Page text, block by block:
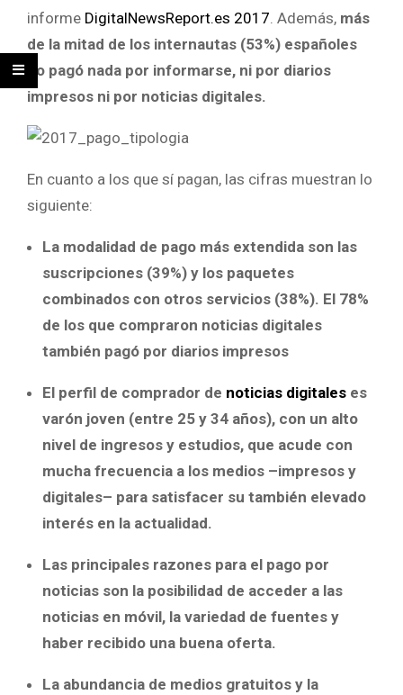
informe DigitalNewsReport.es 2017. Además, más
de la mitad de los internautas (53%) españoles
no pagó nada por informarse, ni por diarios
impresos ni por noticias digitales.
En cuanto a los que sí pagan, las cifras muestran lo
siguiente:
La modalidad de pago más extendida son las
suscripciones (39%) y los paquetes
combinados con otros servicios (38%). El 78%
de los que compraron noticias digitales
también pagó por diarios impresos
El perfil de comprador de noticias digitales es
varón joven (entre 25 y 34 años), con un alto
nivel de ingresos y estudios, que acude con
mucha frecuencia a los medios –impresos y
digitales– para satisfacer su también elevado
interés en la actualidad.
Las principales razones para el pago por
noticias son la posibilidad de acceder a las
noticias en móvil, la variedad de fuentes y
haber recibido una buena oferta.
La abundancia de medios gratuitos y la